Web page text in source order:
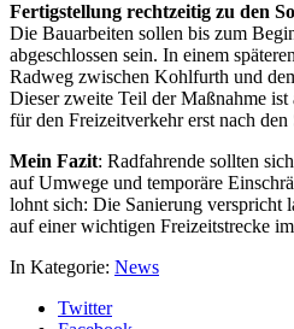
Fertigstellung rechtzeitig zu den
Die Bauarbeiten sollen bis zum
abgeschlossen sein. In einem
Radweg zwischen Kohlfurth und
Dieser zweite Teil der Maßnahme
für den Freizeitverkehr erst nach
Mein Fazit: Radfahrende sollten
auf Umwege und temporäre
lohnt sich: Die Sanierung verspricht
auf einer wichtigen Freizeitstrecke
In Kategorie: News
Twitter